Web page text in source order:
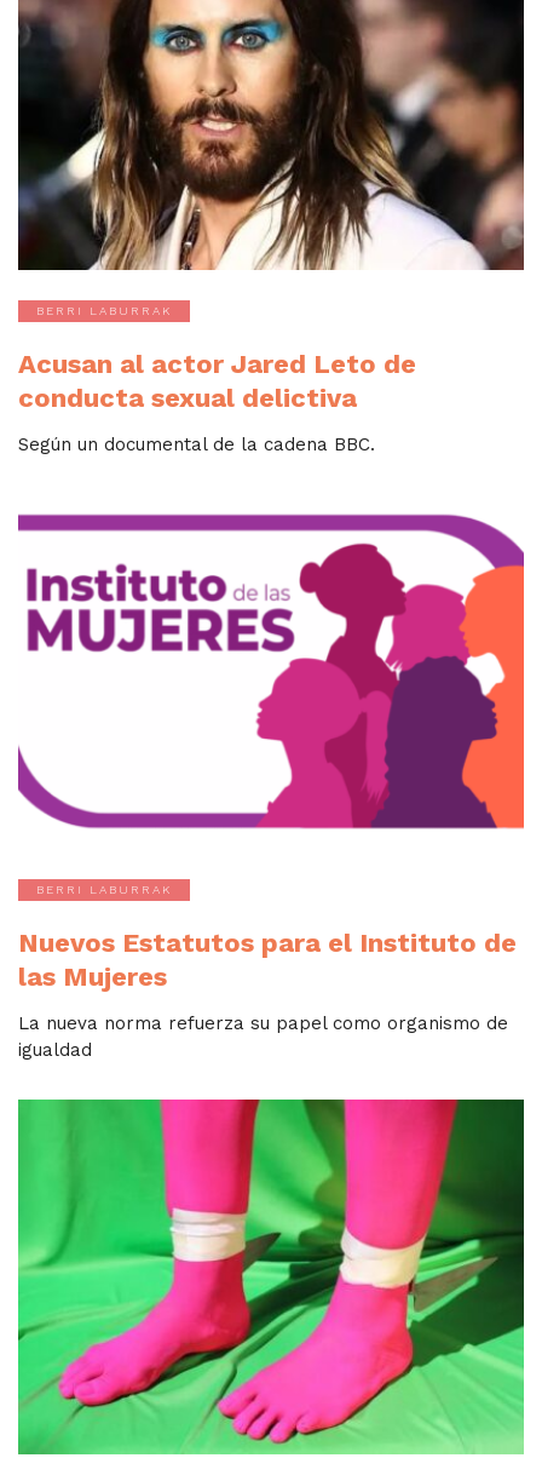
BERRI LABURRAK
Acusan al actor Jared Leto de
conducta sexual delictiva
Según un documental de la cadena BBC.
BERRI LABURRAK
Nuevos Estatutos para el Instituto de
las Mujeres
La nueva norma refuerza su papel como organismo de
igualdad